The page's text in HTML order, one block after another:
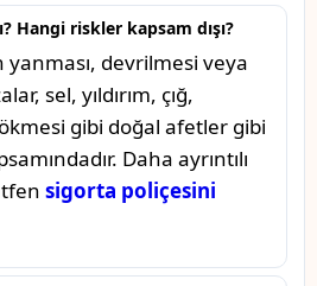
Hangi riskler kapsam dışı?
yanması, devrilmesi veya
sel, yıldırım, çığ,
gibi doğal afetler gibi
Daha ayrıntılı
sigorta poliçesini